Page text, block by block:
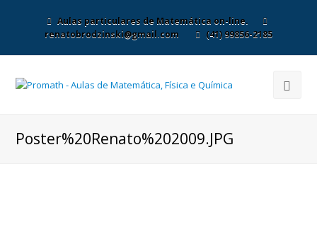
Aulas particulares de Matemática on-line.
renatobrodzinski@gmail.com
(41) 99856-2185
Poster%20Renato%202009.JPG